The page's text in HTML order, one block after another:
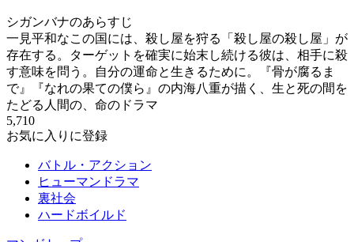
シガンバナのあらすじ
一見平和なこの国には、殺し屋を狩る「殺し屋の殺し屋」が
存在する。ターゲットを確実に始末し続ける彼は、相手に殺
す意味を問う。自分の運命と生きるために。『骨が腐るま
で』『なれの果ての僕ら』の内海八重が描く、生と死の間を
たどる人間の、命のドラマ
5,710
お気に入りに登録
バトル・アクション
ヒューマンドラマ
裏社会
ハードボイルド